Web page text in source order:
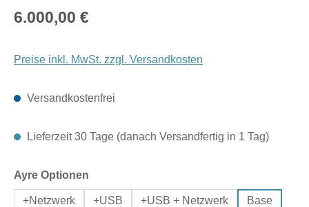
Regulärer Preis:
6.000,00 €
Preise inkl. MwSt. zzgl. Versandkosten
Versandkostenfrei
Lieferzeit 30 Tage (danach Versandfertig in 1 Tag)
Ayre Optionen
+Netzwerk +USB +USB + Netzwerk Base